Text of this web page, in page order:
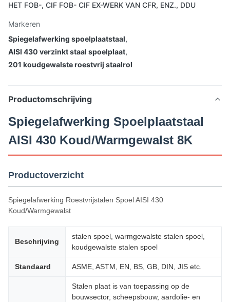
HET FOB-, CIF FOB- CIF EX-WERK VAN CFR, ENZ., DDU
Markeren
Spiegelafwerking spoelplaatstaal,
AISI 430 verzinkt staal spoelplaat,
201 koudgewalste roestvrij staalrol
Productomschrijving
Spiegelafwerking Spoelplaatstaal
AISI 430 Koud/Warmgewalst 8K
Productoverzicht
Spiegelafwerking Roestvrijstalen Spoel AISI 430
Koud/Warmgewalst
Beschrijving
stalen spoel, warmgewalste stalen spoel,
koudgewalste stalen spoel
Standaard ASME, ASTM, EN, BS, GB, DIN, JIS etc.
Stalen plaat is van toepassing op de
bouwsector, scheepsbouw, aardolie- en